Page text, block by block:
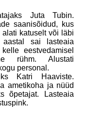
Juta Tubin.
saanisõidud, kus
katuselt või läbi
sai lasteaia
eestvedamisel
rühm. Alustati
personal.
Katri Haaviste.
ametikoha ja nüüd
õpetajat. Lasteaia